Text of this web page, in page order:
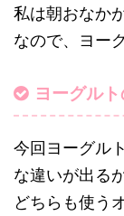
私は朝おなか
なので、ヨー
ヨーグル
今回ヨーグル
な違いが出る
どちらも使う